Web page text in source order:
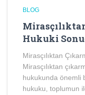
BLOG
Hukuki
Mirasçılıktan
Mirasçılıktan
hukukunda önemli
hukuku, toplumun